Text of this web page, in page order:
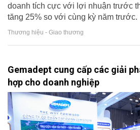
doanh tích cực với lợi nhuận trước
tăng 25% so với cùng kỳ năm trước.
Thương hiệu - Giao thương
Gemadept cung cấp các giải
hợp cho doanh nghiệp